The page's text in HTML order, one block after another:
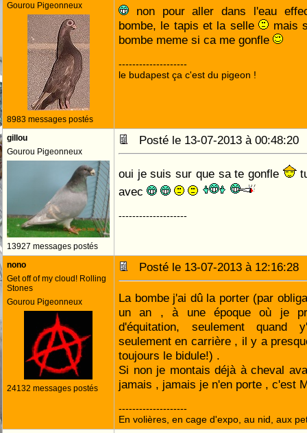
Gourou Pigeonneux
8983 messages postés
non pour aller dans l'eau
bombe, le tapis et la selle
mais
bombe meme si ca me gonfle
--------------------
le budapest ça c'est du pigeon !
gillou
Gourou Pigeonneux
13927 messages postés
Posté le 13-07-2013 à
oui je suis sur que sa te gonfle
avec
--------------------
nono
Get off of my cloud! Rolling
Stones
Gourou Pigeonneux
24132 messages postés
Posté le 13-07-2013 à
La bombe j'ai dû la porter (par
un an , à une époque où je
d'équitation, seulement
seulement en carrière , il y a
toujours le bidule!) .
Si non je montais déjà à cheval
jamais , jamais je n'en porte , c'est
--------------------
En volières, en cage d'expo, au nid, aux